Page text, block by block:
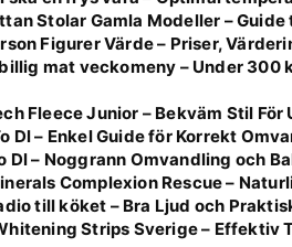
Stolar Gamla Modeller –
Figurer Värde – Priser,
mat veckomeny – Under 300
Fleece Junior – Bekväm Stil För
Dl – Enkel Guide för Korrekt
Dl – Noggrann Omvandling och
Complexion Rescue –
till köket – Bra Ljud och
Strips Sverige – Effektiv